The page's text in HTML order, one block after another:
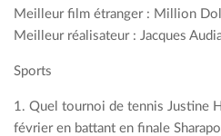
Meilleur film étranger : Million
Meilleur réalisateur : Jacques
Sports
1. Quel tournoi de tennis Justine
février en battant en finale